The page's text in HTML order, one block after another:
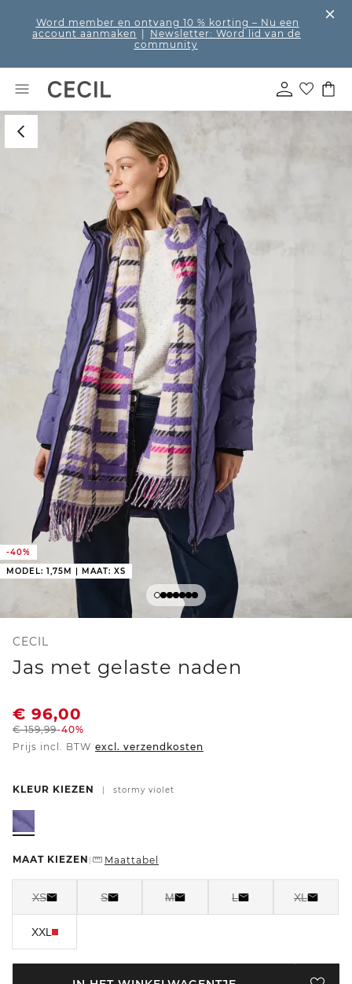
Word member en ontvang 10 % korting – Nu een
account aanmaken
Newsletter: Word lid van de
community
-40%
MODEL: 1,75M | MAAT: XS
CECIL
Jas met gelaste naden
€ 96,00
€159,99-40%
Prijs incl. BTW excl. verzendkosten
KLEUR KIEZEN | stormy violet
MAAT KIEZEN | Maattabel
XS S M L XL
XXL